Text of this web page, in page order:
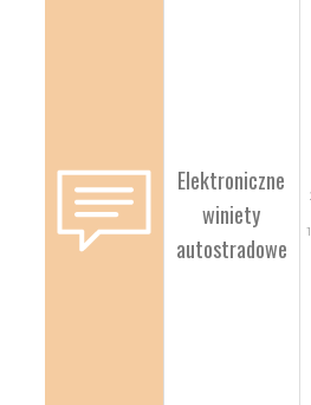
Elektroniczne
winiety
autostradowe